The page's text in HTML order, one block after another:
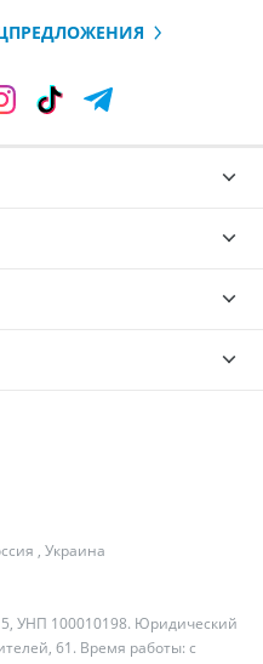
УНП 100010198. Юридический
61. Время работы: с
, Украина